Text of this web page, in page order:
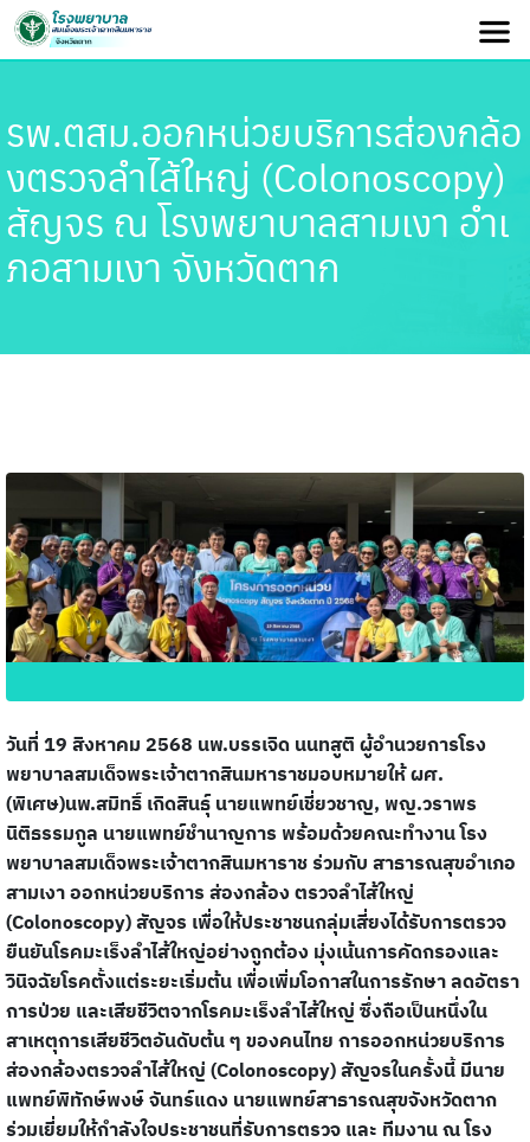
รพ.ตสม.ออกหน่วยบริการส่องกล้อ
งตรวจลำไส้ใหญ่ (Colonoscopy)
สัญจร ณ โรงพยาบาลสามเงา อำเ
ภอสามเงา จังหวัดตาก
วันที่ 19 สิงหาคม 2568 นพ.บรรเจิด นนทสูติ ผู้อำนวยการโรง
พยาบาลสมเด็จพระเจ้าตากสินมหาราชมอบหมายให้ ผศ.
(พิเศษ)นพ.สมิทธิ์ เกิดสินธุ์ นายแพทย์เชี่ยวชาญ, พญ.วราพร
นิติธรรมกูล นายแพทย์ชำนาญการ พร้อมด้วยคณะทำงาน โรง
พยาบาลสมเด็จพระเจ้าตากสินมหาราช ร่วมกับ สาธารณสุขอำเภอ
สามเงา ออกหน่วยบริการ ส่องกล้อง ตรวจลำไส้ใหญ่
(Colonoscopy) สัญจร เพื่อให้ประชาชนกลุ่มเสี่ยงได้รับการตรวจ
ยืนยันโรคมะเร็งลำไส้ใหญ่อย่างถูกต้อง มุ่งเน้นการคัดกรองและ
วินิจฉัยโรคตั้งแต่ระยะเริ่มต้น เพื่อเพิ่มโอกาสในการรักษา ลดอัตรา
การป่วย และเสียชีวิตจากโรคมะเร็งลำไส้ใหญ่ ซึ่งถือเป็นหนึ่งใน
สาเหตุการเสียชีวิตอันดับต้น ๆ ของคนไทย การออกหน่วยบริการ
ส่องกล้องตรวจลำไส้ใหญ่ (Colonoscopy) สัญจรในครั้งนี้ มีนาย
แพทย์พิทักษ์พงษ์ จันทร์แดง นายแพทย์สาธารณสุขจังหวัดตาก
ร่วมเยี่ยมให้กำลังใจประชาชนที่รับการตรวจ และ ทีมงาน ณ โรง